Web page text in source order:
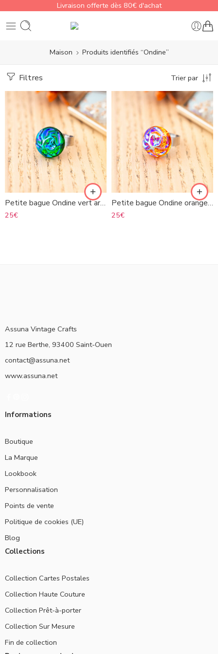
Livraison offerte dès 80€ d'achat
Maison Produits identifiés “Ondine”
Filtres Trier par
Petite bague Ondine vert argenté
25€
Petite bague Ondine orange argenté
25€
Assuna Vintage Crafts
12 rue Berthe, 93400 Saint-Ouen
contact@assuna.net
www.assuna.net
Informations
Boutique
La Marque
Lookbook
Personnalisation
Points de vente
Politique de cookies (UE)
Blog
Collections
Collection Cartes Postales
Collection Haute Couture
Collection Prêt-à-porter
Collection Sur Mesure
Fin de collection